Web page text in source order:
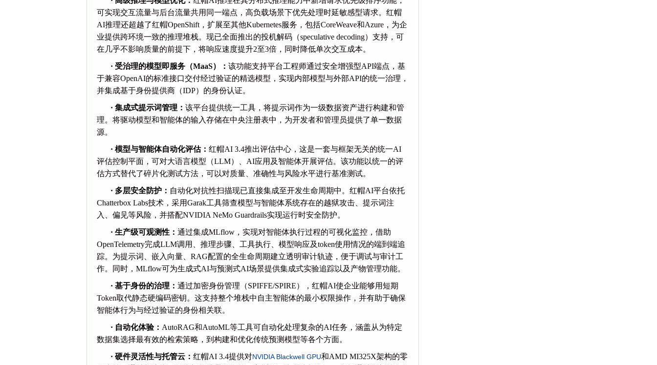
可实现交互流量与后台流量共用同一端点，高负载场景下优先处理时延敏感型请求。红帽
AI推理还超越了红帽OpenShift，扩展至其他Kubernetes服务，包括CoreWeave和Azure，为企
业提供跨环境一致的推理堆栈。现已全面推出的投机解码（speculative decoding）支持，可
在几乎不影响质量的前提下，将响应速度提升2至3倍，同时降低单次交互成本。
· 受治理的模型即服务（MaaS）： 该功能支持平台工程师通过安全增强型API端点，基
于兼容OpenAI的标准接口交付经过验证的精选模型，实现内部模型与外部API的统一治理，
并集成基于身份提供商（IDP）的身份认证。
· 集成式提示词管理： 该平台提供统一工具，将提示词作为一级数据资产进行构建和管
理。将驱动模型和智能体的输入存储在中央注册表中，为开发者和管理员提供了单一数据
源。
· 模型与智能体自动化评估： 红帽AI 3.4推出评估中心，这是一套与框架无关的统一AI
评估控制平面，可对大语言模型（LLM）、AI应用及智能体开展评估。该功能以统一的评
估方式替代了碎片化测试方法，可以对质量、准确性与风险水平进行基准测试。
· 多层安全防护： 自动化对抗性扫描现已直接集成至开发生命周期中。红帽AI平台依托
Chatterbox Labs技术，采用Garak工具筛查模型与智能体系统存在的越狱攻击、提示词注
入、偏见等风险，并搭配NVIDIA NeMo Guardrails实现运行时安全防护。
· 生产级可观测性： 通过集成MLflow，实现对智能体执行过程的可视化监控，借助
OpenTelemetry完成LLM调用、推理步骤、工具执行、模型响应及token使用情况的端到端追
踪。为提示词、嵌入向量、RAG配置的全生命周期建立透明审计轨迹，便于调试与审计工
作。同时，MLflow可为生成式AI与预测式AI场景提供集成式实验追踪以及产物管理功能。
· 基于身份的治理： 通过加密身份管理（SPIFFE/SPIRE），红帽AI使企业能够用短期
Token取代静态硬编码密钥。这支持整个堆栈中自主智能体的最小权限操作，并有助于确保
智能体行为与经过验证的身份相关联。
· 自动化体验： AutoRAG和AutoML等工具可自动化处理复杂的AI任务，涵盖从为特定
数据集选择最有效的检索策略，到构建和优化传统预测模型等各个方面。
· 硬件灵活性与托管云： 红帽AI 3.4提供对NVIDIA Blackwell GPU和AMD MI325X架构的零